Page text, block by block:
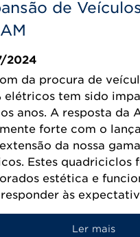
de
2024
da procura de
elétricos tem sido
anos. A resposta da
forte com o
da nossa
Estes quadriciclos
estética e
às
Ler mais